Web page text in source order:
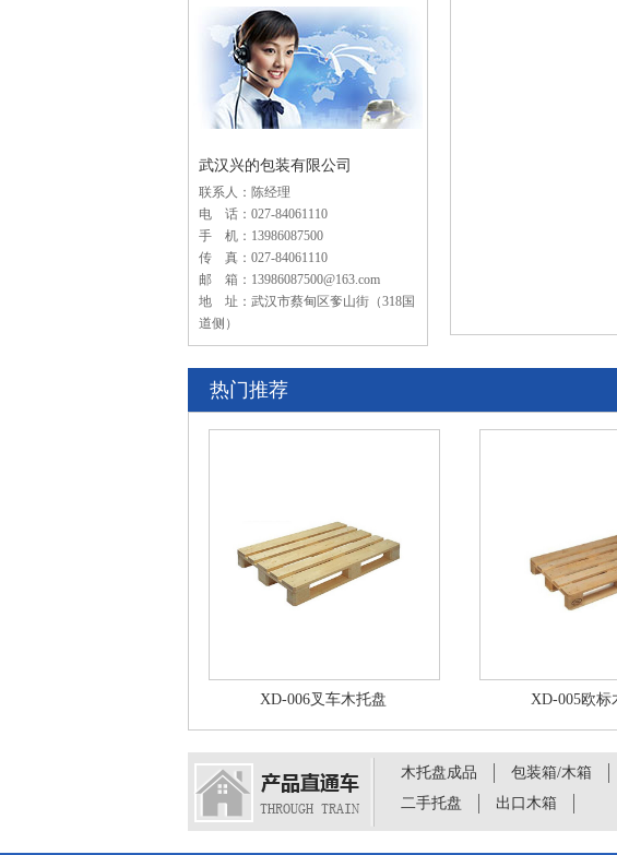
武汉兴的包装有限公司
联系人：陈经理
电 话：027-84061110
手 机：13986087500
传 真：027-84061110
邮 箱：13986087500@163.com
地 址：武汉市蔡甸区奓山街（318国
道侧）
热门推荐
XD-006叉车木托盘 XD-005欧标
木托盘成品 包装箱/木箱
二手托盘
出口木箱